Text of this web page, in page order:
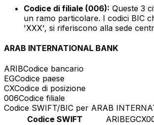
Codice di filiale (006): Queste 3
un ramo particolare. I codici BIC
'XXX', si riferiscono alla sede
ARAB INTERNATIONAL BANK
ARIBCodice bancario
EGCodice paese
CXCodice di posizione
006Codice filiale
Codice SWIFT/BIC per ARAB
Codice SWIFT